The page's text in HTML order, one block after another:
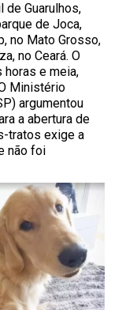
de Guarulhos,
de Joca,
no Mato Grosso,
no Ceará. O
horas e meia,
Ministério
argumentou
a abertura de
tratos exige a
não foi